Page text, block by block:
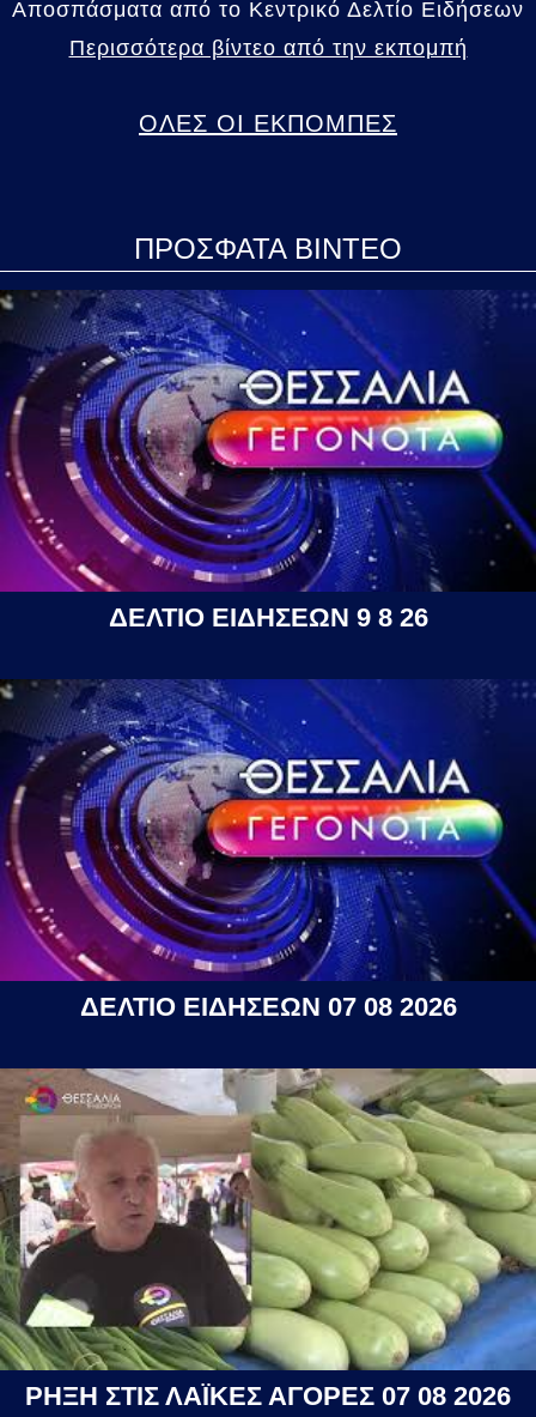
Αποσπάσματα από το Κεντρικό Δελτίο Ειδήσεων
Περισσότερα βίντεο από την εκπομπή
ΟΛΕΣ ΟΙ ΕΚΠΟΜΠΕΣ
ΠΡΟΣΦΑΤΑ ΒΙΝΤΕΟ
ΔΕΛΤΙΟ ΕΙΔΗΣΕΩΝ 9 8 26
ΔΕΛΤΙΟ ΕΙΔΗΣΕΩΝ 07 08 2026
ΡΗΞΗ ΣΤΙΣ ΛΑΪΚΕΣ ΑΓΟΡΕΣ 07 08 2026